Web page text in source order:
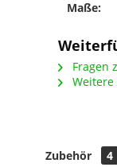
Maße:
Fragen
Zubehör 4